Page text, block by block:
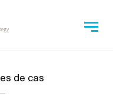
de cas